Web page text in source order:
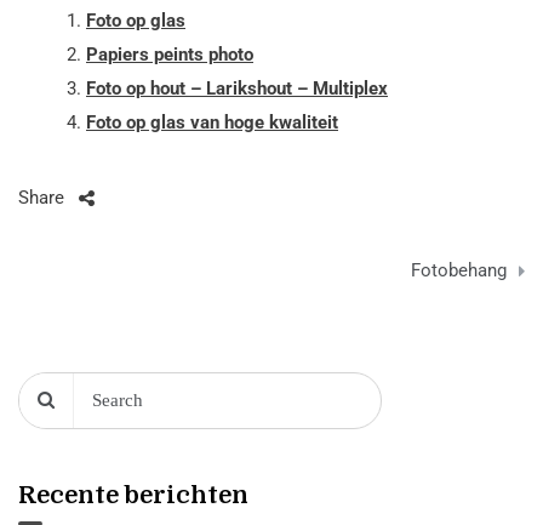
Foto op glas
Papiers peints photo
Foto op hout – Larikshout – Multiplex
Foto op glas van hoge kwaliteit
Share
Fotobehang
Recente berichten